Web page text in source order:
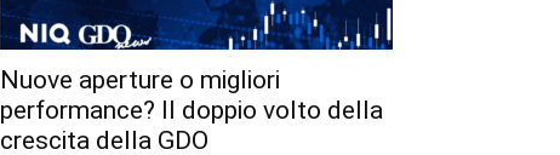
Nuove aperture o migliori
performance? Il doppio volto della
crescita della GDO